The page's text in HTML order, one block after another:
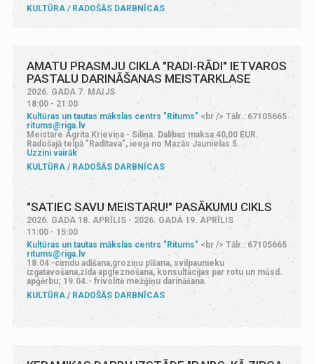
KULTŪRA
RADOŠĀS DARBNĪCAS
AMATU PRASMJU CIKLA "RADI-RĀDI" IETVAROS
PASTALU DARINĀŠANAS MEISTARKLASE
2026. GADA 7. MAIJS
18:00 - 21:00
Kultūras un tautas mākslas centrs "Ritums" <br /> Tālr.: 67105665
ritums@riga.lv
Meistare Agrita Krieviņa - Siliņa. Dalības maksa 40,00 EUR.
Radošajā telpā "Radītava", ieeja no Mazās Jaunielas 5.
Uzzini vairāk
KULTŪRA
RADOŠĀS DARBNĪCAS
"SATIEC SAVU MEISTARU!" PASĀKUMU CIKLS
2026. GADA 18. APRĪLIS - 2026. GADA 19. APRĪLIS
11:00 - 15:00
Kultūras un tautas mākslas centrs "Ritums"<br /> Tālr.: 67105665
ritums@riga.lv
18.04 -cimdu adīšana,groziņu pīšana, svilpaunieku
izgatavošana,zīda apgleznošana, konsultācijas par rotu un mūsd.
apģērbu; 19.04.- frivolitē mežģīņu darināšana.
KULTŪRA
RADOŠĀS DARBNĪCAS